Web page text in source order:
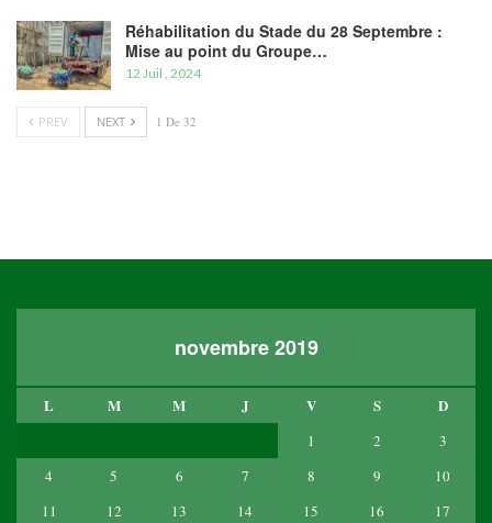
Réhabilitation du Stade du 28 Septembre :
Mise au point du Groupe…
12 Juil , 2024
PREV NEXT 1 De 32
novembre 2019
L M M J V S D
1 2
3
4
5 6 7 8 9
10
11
12 13 14 15 16
17